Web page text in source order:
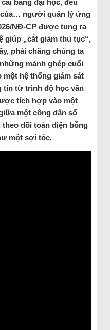
bằng đại học, đều
của… người quản lý ứng
NĐ-CP được tung ra
giúp „cắt giảm thủ tục“,
phải chăng chúng ta
mảnh ghép cuối
hệ thống giám sát
tin từ trình độ học vấn
tích hợp vào một
một công dân số
dõi toàn diện bỗng
một sợi tóc.